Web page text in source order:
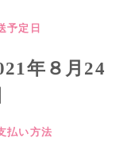
予定日
年８月24
払い方法